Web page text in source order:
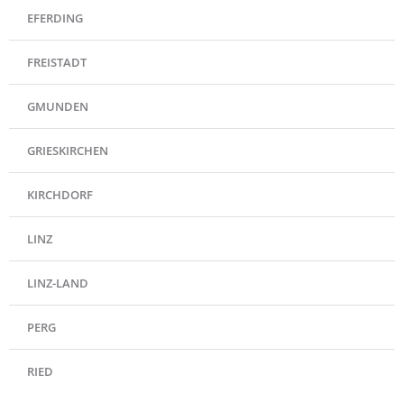
EFERDING
FREISTADT
GMUNDEN
GRIESKIRCHEN
KIRCHDORF
LINZ
LINZ-LAND
PERG
RIED